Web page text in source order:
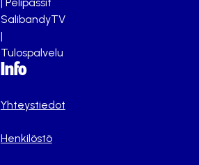
SalibandyTV
|
Tulospalvelu
Info
Yhteystiedot
Henkilöstö